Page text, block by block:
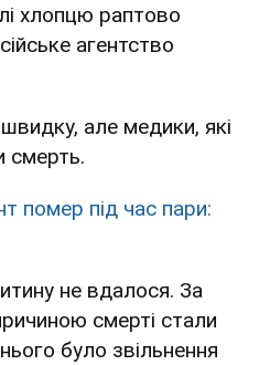
хлопцю раптово
агентство
але медики, які
смерть.
помер під час пари:
не вдалося. За
смерті стали
було звільнення